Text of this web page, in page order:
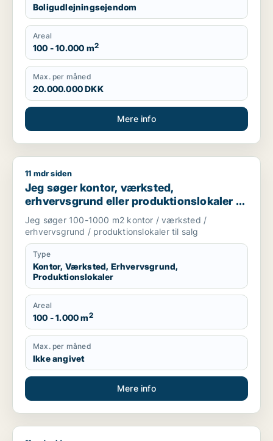
Boligudlejningsejendom
Areal
100 - 10.000 m2
Max. per måned
20.000.000 DKK
Mere info
Jeg søger kontor, værksted, erhvervsgrund eller
11 mdr siden
Jeg søger kontor, værksted,
erhvervsgrund eller produktionslokaler til
salg i Storkøbenhavn
Jeg søger 100-1000 m2 kontor / værksted /
erhvervsgrund / produktionslokaler til salg
Type
Kontor, Værksted, Erhvervsgrund,
Produktionslokaler
Areal
100 - 1.000 m2
Max. per måned
Ikke angivet
Mere info